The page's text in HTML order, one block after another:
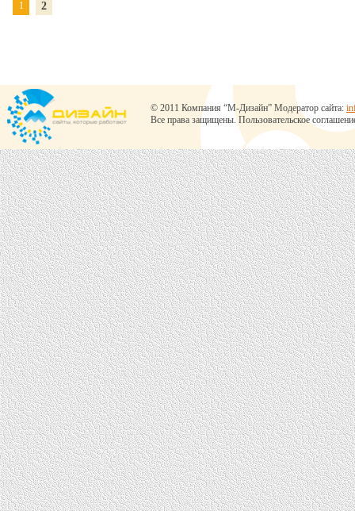
1 2
© 2011 Компания “М-Дизайн” Модератор сайта:
Все права защищены.Пользовательское